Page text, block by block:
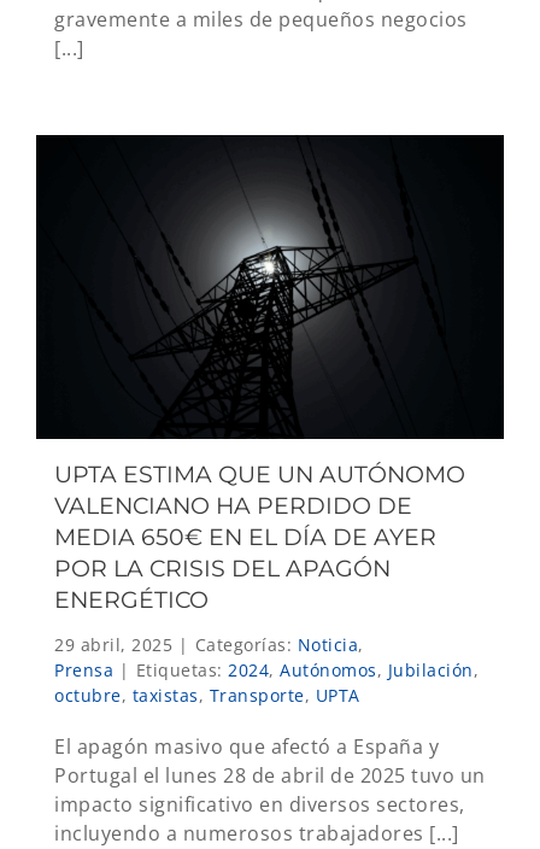
gravemente a miles de pequeños negocios
[...]
UPTA ESTIMA QUE UN AUTÓNOMO
VALENCIANO HA PERDIDO DE
MEDIA 650€ EN EL DÍA DE AYER
POR LA CRISIS DEL APAGÓN
ENERGÉTICO
29 abril, 2025 | Categorías: Noticia,
Prensa | Etiquetas: 2024, Autónomos, Jubilación,
octubre, taxistas, Transporte, UPTA
El apagón masivo que afectó a España y
Portugal el lunes 28 de abril de 2025 tuvo un
impacto significativo en diversos sectores,
incluyendo a numerosos trabajadores [...]